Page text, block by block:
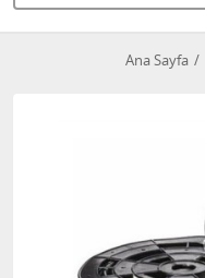
Ana Sayfa